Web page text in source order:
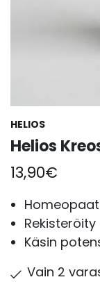
HELIOS
Helios
13,90€
Käsin
Vain 2